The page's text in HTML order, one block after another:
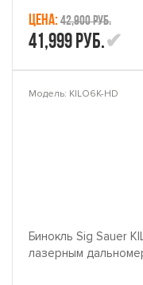
Цена: 42,900 руб.
41,999 руб.
Модель: KILO6K-HD
Бинокль Sig Sauer
лазерным